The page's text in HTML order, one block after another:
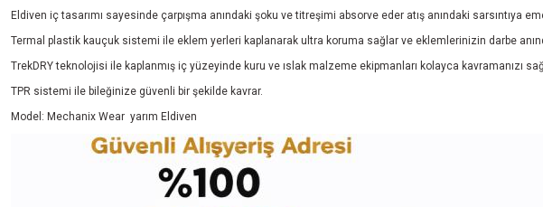
Eldiven iç tasarımı sayesinde çarpışma anındaki şoku ve titreşimi absorve eder atış anındaki sarsıntıya
Termal plastik kauçuk sistemi ile eklem yerleri kaplanarak ultra koruma sağlar ve eklemlerinizin darbe
TrekDRY teknolojisi ile kaplanmış iç yüzeyinde kuru ve ıslak malzeme ekipmanları kolayca kavramanızı
TPR sistemi ile bileğinize güvenli bir şekilde kavrar.
Model: Mechanix Wear yarım Eldiven